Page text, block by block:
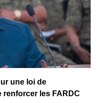
une loi de
les FARDC